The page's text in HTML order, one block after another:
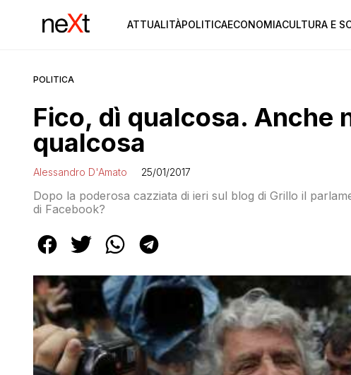
ATTUALITÀPOLITICAECONOMIACULTURA E
POLITICA
Fico, dì qualcosa. Anche
qualcosa
Alessandro D'Amato 25/01/2017
Dopo la poderosa cazziata di ieri sul blog di Grillo il
di Facebook?